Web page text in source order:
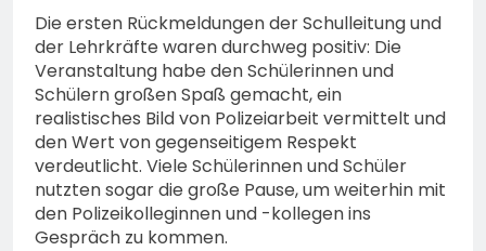
Die ersten Rückmeldungen der Schulleitung und
der Lehrkräfte waren durchweg positiv: Die
Veranstaltung habe den Schülerinnen und
Schülern großen Spaß gemacht, ein
realistisches Bild von Polizeiarbeit vermittelt und
den Wert von gegenseitigem Respekt
verdeutlicht. Viele Schülerinnen und Schüler
nutzten sogar die große Pause, um weiterhin mit
den Polizeikolleginnen und -kollegen ins
Gespräch zu kommen.